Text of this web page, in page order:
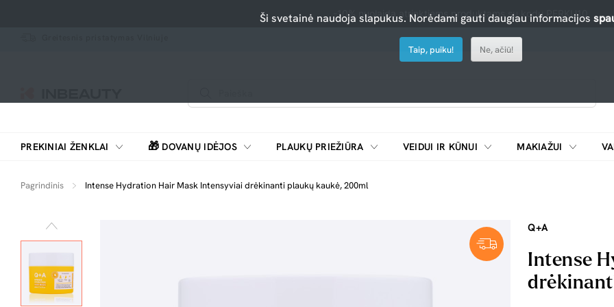
-10% nuolaida atrinktiems produktams su kodu PERKU10
PREKINIAI ŽENKLAI 🎁 DOVANŲ IDĖJOS PLAUKŲ PRIEŽIŪRA VEIDUI IR KŪNUI MAKIAŽUI
Pagrindinis Intense Hydration Hair Mask Intensyviai drėkinanti plaukų kaukė, 200ml
Q+A
Intense
Ši svetainė naudoja slapukus. Norėdami gauti daugiau informacijos
Taip, puiku! Ne, ačiū!